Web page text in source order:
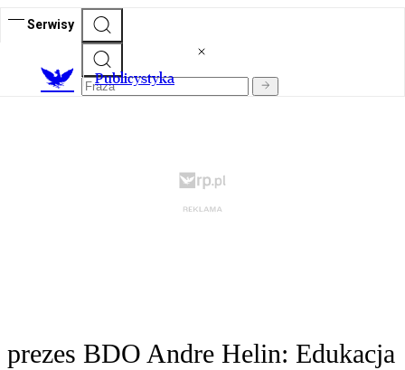
Serwisy
Publicystyka
prezes BDO Andre Helin: Edukacja